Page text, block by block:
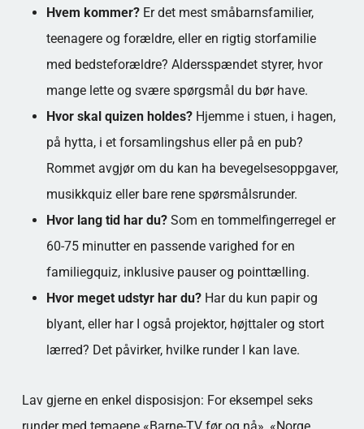
Hvem kommer?Er det mest småbarnsfamilier,
teenagere og forældre, eller en rigtig storfamilie
med bedsteforældre? Aldersspændet styrer, hvor
mange lette og svære spørgsmål du bør have.
Hvor skal quizen holdes?Hjemme i stuen, i hagen,
på hytta, i et forsamlingshus eller på en pub?
Rommet avgjør om du kan ha bevegelsesoppgaver,
musikkquiz eller bare rene spørsmålsrunder.
Hvor lang tid har du?Som en tommelfingerregel er
60-75 minutter en passende varighed for en
familiegquiz, inklusive pauser og pointtælling.
Hvor meget udstyr har du?Har du kun papir og
blyant, eller har I også projektor, højttaler og stort
lærred? Det påvirker, hvilke runder I kan lave.
Lav gjerne en enkel disposisjon: For eksempel seks